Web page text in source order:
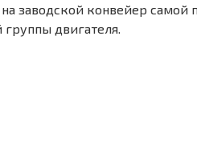
заводской конвейер
двигателя.